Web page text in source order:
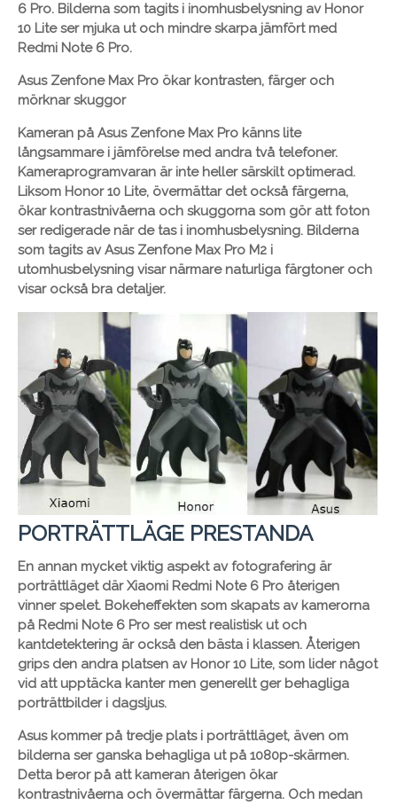
6 Pro. Bilderna som tagits i inomhusbelysning av Honor
10 Lite ser mjuka ut och mindre skarpa jämfört med
Redmi Note 6 Pro.
Asus Zenfone Max Pro ökar kontrasten, färger och
mörknar skuggor
Kameran på Asus Zenfone Max Pro känns lite
långsammare i jämförelse med andra två telefoner.
Kameraprogramvaran är inte heller särskilt optimerad.
Liksom Honor 10 Lite, övermättar det också färgerna,
ökar kontrastnivåerna och skuggorna som gör att foton
ser redigerade när de tas i inomhusbelysning. Bilderna
som tagits av Asus Zenfone Max Pro M2 i
utomhusbelysning visar närmare naturliga färgtoner och
visar också bra detaljer.
PORTRÄTTLÄGE PRESTANDA
En annan mycket viktig aspekt av fotografering är
porträttläget där Xiaomi Redmi Note 6 Pro återigen
vinner spelet. Bokeheffekten som skapats av kamerorna
på Redmi Note 6 Pro ser mest realistisk ut och
kantdetektering är också den bästa i klassen. Återigen
grips den andra platsen av Honor 10 Lite, som lider något
vid att upptäcka kanter men generellt ger behagliga
porträttbilder i dagsljus.
Asus kommer på tredje plats i porträttläget, även om
bilderna ser ganska behagliga ut på 1080p-skärmen.
Detta beror på att kameran återigen ökar
kontrastnivåerna och övermättar färgerna. Och medan